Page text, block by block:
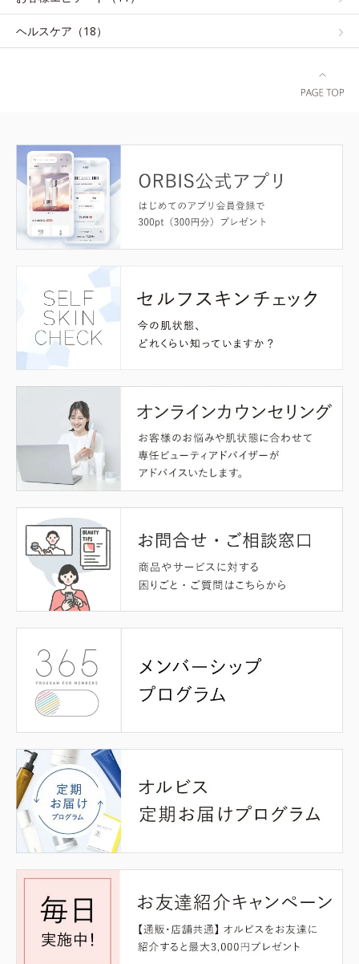
ヘルスケア（18）